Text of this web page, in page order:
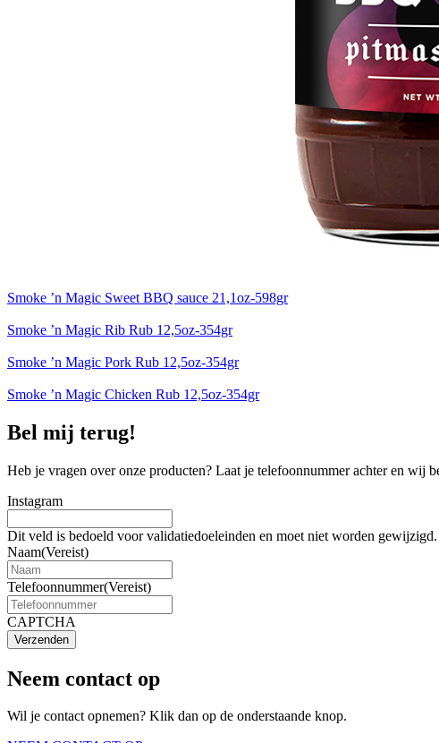
Smoke ’n Magic Sweet BBQ sauce 21,1oz-598gr
Smoke ’n Magic Rib Rub 12,5oz-354gr
Smoke ’n Magic Pork Rub 12,5oz-354gr
Smoke ’n Magic Chicken Rub 12,5oz-354gr
Bel mij terug!
Heb je vragen over onze producten? Laat je telefoonnummer achter en wij
Instagram
Dit veld is bedoeld voor validatiedoeleinden en moet niet worden gewijzigd.
Naam(Vereist)
Telefoonnummer(Vereist)
CAPTCHA
Verzenden
Neem contact op
Wil je contact opnemen? Klik dan op de onderstaande knop.